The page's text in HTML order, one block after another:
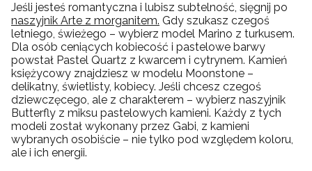
Jeśli jesteś romantyczna i lubisz subtelność, sięgnij po
naszyjnik Arte z morganitem. Gdy szukasz czegoś
letniego, świeżego – wybierz model Marino z turkusem.
Dla osób ceniących kobiecość i pastelowe barwy
powstał Pastel Quartz z kwarcem i cytrynem. Kamień
księżycowy znajdziesz w modelu Moonstone –
delikatny, świetlisty, kobiecy. Jeśli chcesz czegoś
dziewczęcego, ale z charakterem – wybierz naszyjnik
Butterfly z miksu pastelowych kamieni. Każdy z tych
modeli został wykonany przez Gabi, z kamieni
wybranych osobiście – nie tylko pod względem koloru,
ale i ich energii.